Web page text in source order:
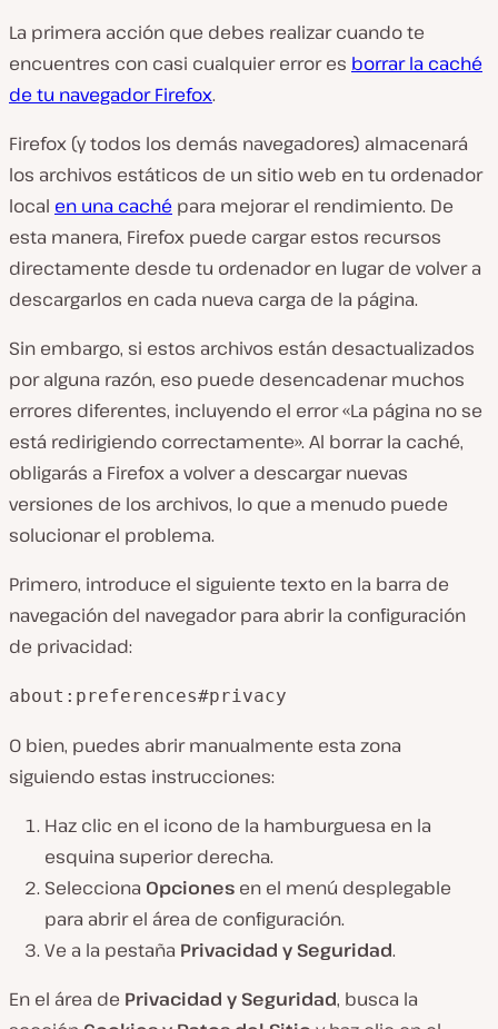
La primera acción que debes realizar cuando te
encuentres con casi cualquier error es borrar la caché
de tu navegador Firefox.
Firefox (y todos los demás navegadores) almacenará
los archivos estáticos de un sitio web en tu ordenador
local en una caché para mejorar el rendimiento. De
esta manera, Firefox puede cargar estos recursos
directamente desde tu ordenador en lugar de volver a
descargarlos en cada nueva carga de la página.
Sin embargo, si estos archivos están desactualizados
por alguna razón, eso puede desencadenar muchos
errores diferentes, incluyendo el error «La página no se
está redirigiendo correctamente». Al borrar la caché,
obligarás a Firefox a volver a descargar nuevas
versiones de los archivos, lo que a menudo puede
solucionar el problema.
Primero, introduce el siguiente texto en la barra de
navegación del navegador para abrir la configuración
de privacidad:
about:preferences#privacy
O bien, puedes abrir manualmente esta zona
siguiendo estas instrucciones:
Haz clic en el icono de la hamburguesa en la
esquina superior derecha.
Selecciona Opciones en el menú desplegable
para abrir el área de configuración.
Ve a la pestaña Privacidad y Seguridad.
En el área de Privacidad y Seguridad, busca la